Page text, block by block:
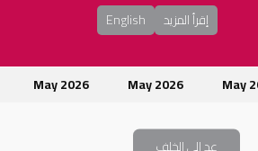
إقرأ المزيد
English
May 2026 May 2026 May
عد الى الخلف